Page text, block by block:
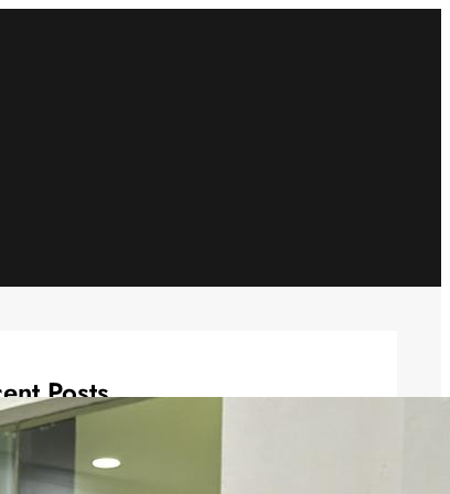
Posts
Damai dengan Iran